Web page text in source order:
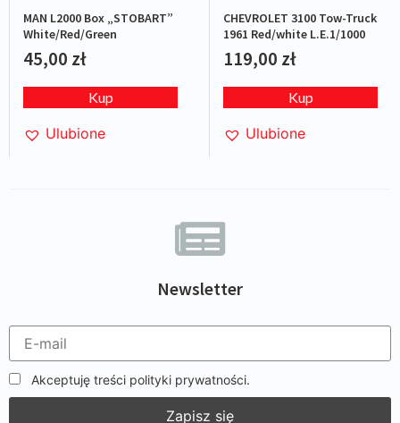
Newsletter
Akceptuję treści polityki prywatności.
MAN L2000 Box „STOBART”
White/Red/Green
45,00 zł
Kup
Ulubione
CHEVROLET 3100 Tow-Truck
1961 Red/white L.E.1/1000
119,00 zł
Kup
Ulubione